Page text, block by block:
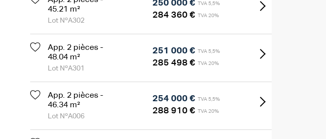
45.21 m²
Lot NºA302
250 000 € TVA 5,5%
284 360 € TVA 20%
App. 2 pièces -
48.04 m²
Lot NºA301
251 000 € TVA 5,5%
285 498 € TVA 20%
App. 2 pièces -
46.34 m²
Lot NºA006
254 000 € TVA 5,5%
288 910 € TVA 20%